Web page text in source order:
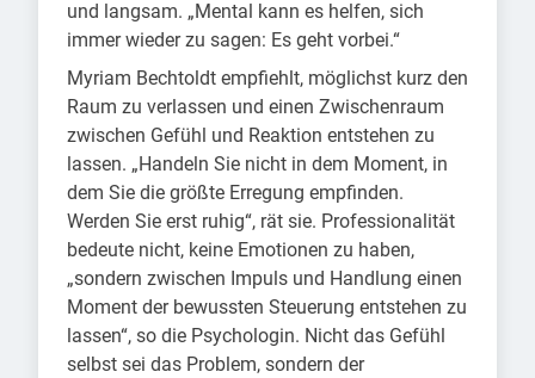
und langsam. „Mental kann es helfen, sich
immer wieder zu sagen: Es geht vorbei.“
Myriam Bechtoldt empfiehlt, möglichst kurz den
Raum zu verlassen und einen Zwischenraum
zwischen Gefühl und Reaktion entstehen zu
lassen. „Handeln Sie nicht in dem Moment, in
dem Sie die größte Erregung empfinden.
Werden Sie erst ruhig“, rät sie. Professionalität
bedeute nicht, keine Emotionen zu haben,
„sondern zwischen Impuls und Handlung einen
Moment der bewussten Steuerung entstehen zu
lassen“, so die Psychologin. Nicht das Gefühl
selbst sei das Problem, sondern der